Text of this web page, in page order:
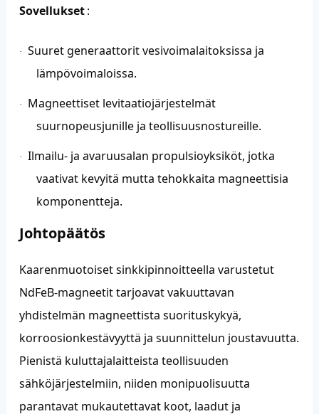
Sovellukset:
· Suuret generaattorit vesivoimalaitoksissa ja
lämpövoimaloissa.
·
Magneettiset levitaatiojärjestelmät
suurnopeusjunille ja teollisuusnostureille.
· Ilmailu- ja avaruusalan propulsioyksiköt, jotka
vaativat kevyitä mutta tehokkaita magneettisia
komponentteja.
Johtopäätös
Kaarenmuotoiset sinkkipinnoitteella varustetut
NdFeB-magneetit tarjoavat vakuuttavan
yhdistelmän magneettista suorituskykyä,
korroosionkestävyyttä ja suunnittelun joustavuutta.
Pienistä kuluttajalaitteista teollisuuden
sähköjärjestelmiin, niiden monipuolisuutta
parantavat mukautettavat koot, laadut ja